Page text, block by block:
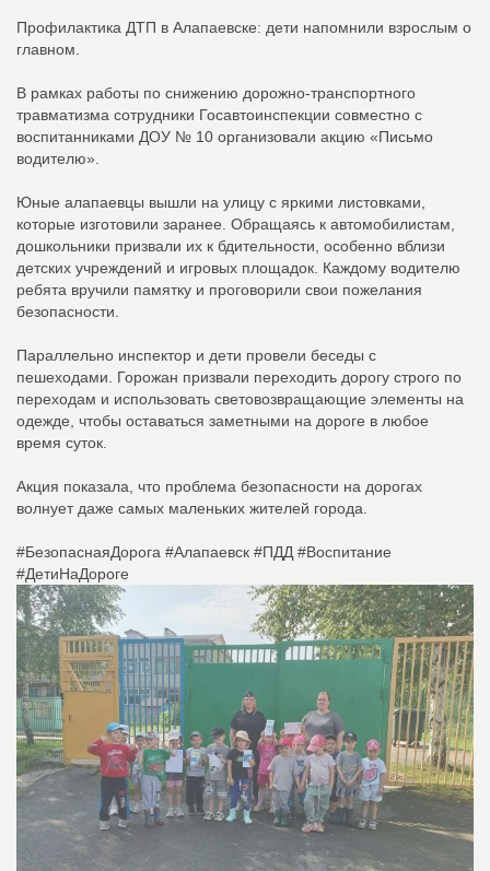
Профилактика ДТП в Алапаевске: дети напомнили взрослым о
главном.
В рамках работы по снижению дорожно-транспортного
травматизма сотрудники Госавтоинспекции совместно с
воспитанниками ДОУ № 10 организовали акцию «Письмо
водителю».
Юные алапаевцы вышли на улицу с яркими листовками,
которые изготовили заранее. Обращаясь к автомобилистам,
дошкольники призвали их к бдительности, особенно вблизи
детских учреждений и игровых площадок. Каждому водителю
ребята вручили памятку и проговорили свои пожелания
безопасности.
Параллельно инспектор и дети провели беседы с
пешеходами. Горожан призвали переходить дорогу строго по
переходам и использовать световозвращающие элементы на
одежде, чтобы оставаться заметными на дороге в любое
время суток.
Акция показала, что проблема безопасности на дорогах
волнует даже самых маленьких жителей города.
#БезопаснаяДорога #Алапаевск #ПДД #Воспитание
#ДетиНаДороге